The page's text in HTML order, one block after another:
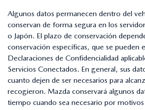
Algunos datos permanecen dentro del
conservan de forma segura en los
o Japón. El plazo de conservación
conservación específicas, que se pueden
Declaraciones de Confidencialidad
Servicios Conectados. En general, sus
cuanto dejen de ser necesarios para
recogieron. Mazda conservará algunos
tiempo cuando sea necesario por